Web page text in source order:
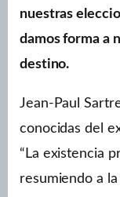
nuestras
damos forma a
destino.
Jean-Paul
conocidas del
“La existencia
resumiendo a